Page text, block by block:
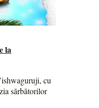
la
cu
sărbătorilor